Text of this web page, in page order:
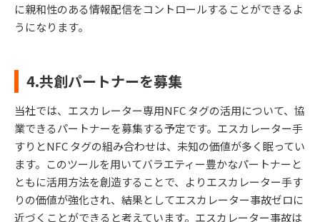
に親和性のある情報配信をコントロールすることができるよ
うになります。
4.共創パートナーを募集
当社では、エスカレーター専⽤NFC タグの活⽤について、協
業できるパートナーを募集する予定です。エスカレーター⼿
すりとNFC タグの組み合わせは、未知の価値が多く眠ってい
ます。このツールを⽤いてバラエティー豊かなパートナーと
ともに活⽤⽅法を創造することで、よりエスカレーター⼿す
りの価値が強化され、結果としてエスカレーター事故ゼロに
近づくことができると考えています。エスカレーター事故は